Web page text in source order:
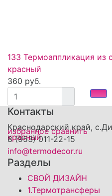
избранное сравнить
133 Термоаппликация из
красный
360 руб.
Контакты
Краснодарский край,
8 (953) 011-22-15
info@termodecor.ru
Разделы
СВОЙ ДИЗАЙН
1.Термотрансферы